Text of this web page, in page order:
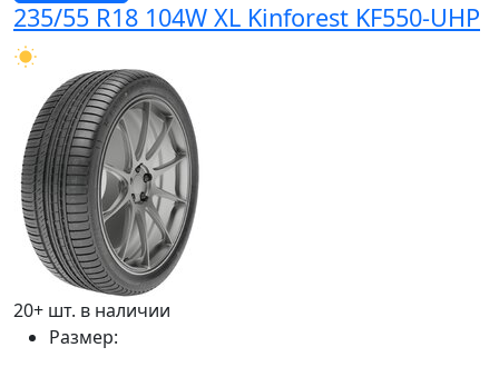
235/55 R18 104W XL Kinforest KF550-UHP
20+ шт. в наличии
Размер: